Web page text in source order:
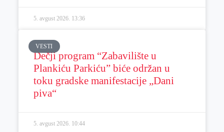
5. avgust 2026. 13:36
VESTI
Dečji program “Zabavilište u
Plankiću Parkiću” biće održan u
toku gradske manifestacije „Dani
piva“
5. avgust 2026. 10:44